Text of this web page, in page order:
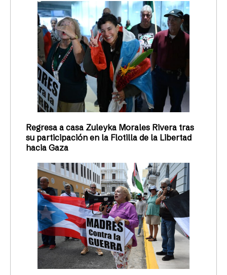
Regresa a casa Zuleyka Morales Rivera tras
su participación en la Flotilla de la Libertad
hacia Gaza